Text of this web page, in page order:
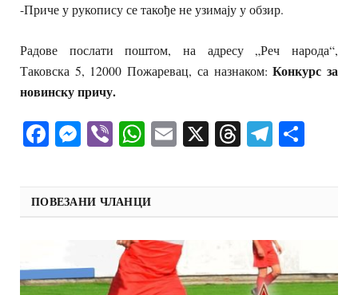
-Приче у рукопису се такође не узимају у обзир.
Радове послати поштом, на адресу „Реч народа“,
Таковска 5, 12000 Пожаревац, са назнаком:Конкурс за
новинску причу.
Facebook
Messenger
ViberWhatsApp
Email
X Threads
ПОВЕЗАНИ ЧЛАНЦИ